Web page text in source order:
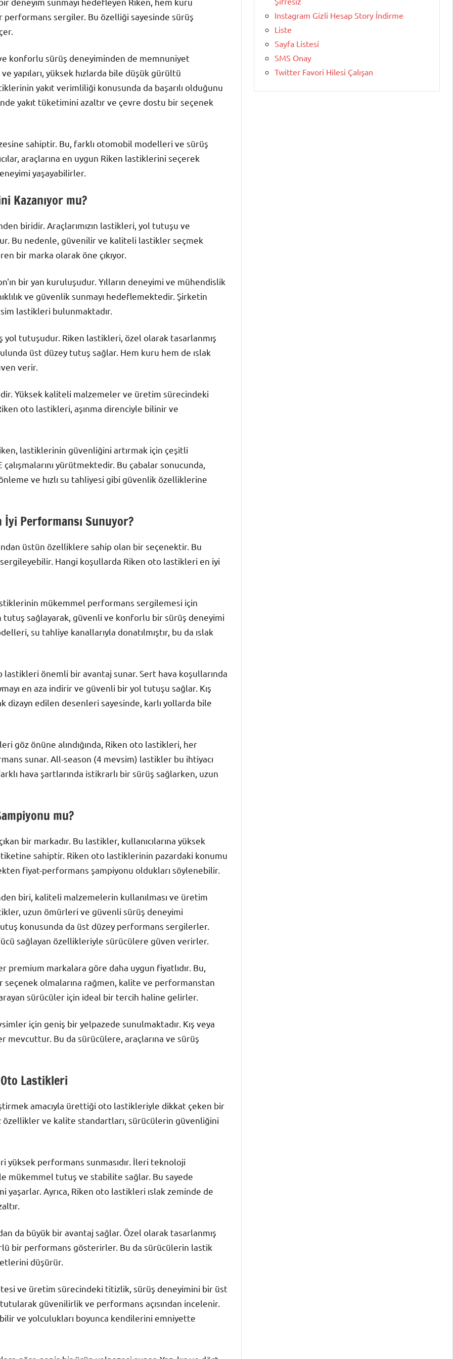
sergiler. Bu özelliği sayesinde sürüş
konforlu sürüş deneyiminden de memnuniyet
yapıları, yüksek hızlarda bile düşük gürültü
yakıt verimliliği konusunda da başarılı olduğunu
yakıt tüketimini azaltır ve çevre dostu bir seçenek
sahiptir. Bu, farklı otomobil modelleri ve sürüş
araçlarına en uygun Riken lastiklerini seçerek
yaşayabilirler.
Kazanıyor mu?
biridir. Araçlarımızın lastikleri, yol tutuşu ve
Bu nedenle, güvenilir ve kaliteli lastikler seçmek
bir marka olarak öne çıkıyor.
bir yan kuruluşudur. Yılların deneyimi ve mühendislik
ve güvenlik sunmayı hedeflemektedir. Şirketin
lastikleri bulunmaktadır.
tutuşudur. Riken lastikleri, özel olarak tasarlanmış
üst düzey tutuş sağlar. Hem kuru hem de ıslak
verir.
Yüksek kaliteli malzemeler ve üretim sürecindeki
oto lastikleri, aşınma direnciyle bilinir ve
lastiklerinin güvenliğini artırmak için çeşitli
yürütmektedir. Bu çabalar sonucunda,
ve hızlı su tahliyesi gibi güvenlik özelliklerine
Performansı Sunuyor?
üstün özelliklere sahip olan bir seçenektir. Bu
Hangi koşullarda Riken oto lastikleri en iyi
mükemmel performans sergilemesi için
tutuş sağlayarak, güvenli ve konforlu bir sürüş deneyimi
su tahliye kanallarıyla donatılmıştır, bu da ıslak
lastikleri önemli bir avantaj sunar. Sert hava koşullarında
en aza indirir ve güvenli bir yol tutuşu sağlar. Kış
edilen desenleri sayesinde, karlı yollarda bile
göz önüne alındığında, Riken oto lastikleri, her
sunar. All-season (4 mevsim) lastikler bu ihtiyacı
hava şartlarında istikrarlı bir sürüş sağlarken, uzun
mu?
bir markadır. Bu lastikler, kullanıcılarına yüksek
sahiptir. Riken oto lastiklerinin pazardaki konumu
fiyat-performans şampiyonu oldukları söylenebilir.
biri, kaliteli malzemelerin kullanılması ve üretim
uzun ömürleri ve güvenli sürüş deneyimi
konusunda da üst düzey performans sergilerler.
sağlayan özellikleriyle sürücülere güven verirler.
premium markalara göre daha uygun fiyatlıdır. Bu,
olmalarına rağmen, kalite ve performanstan
sürücüler için ideal bir tercih haline gelirler.
için geniş bir yelpazede sunulmaktadır. Kış veya
mevcuttur. Bu da sürücülere, araçlarına ve sürüş
Lastikleri
amacıyla ürettiği oto lastikleriyle dikkat çeken bir
ve kalite standartları, sürücülerin güvenliğini
performans sunmasıdır. İleri teknoloji
mükemmel tutuş ve stabilite sağlar. Bu sayede
Ayrıca, Riken oto lastikleri ıslak zeminde de
da büyük bir avantaj sağlar. Özel olarak tasarlanmış
bir performans gösterirler. Bu da sürücülerin lastik
düşürür.
ve üretim sürecindeki titizlik, sürüş deneyimini bir üst
güvenilirlik ve performans açısından incelenir.
ve yolculukları boyunca kendilerini emniyette
Instagram Gizli Hesap Story İndirme
Liste
Sayfa Listesi
SMS Onay
Twitter Favori Hilesi Çalışan